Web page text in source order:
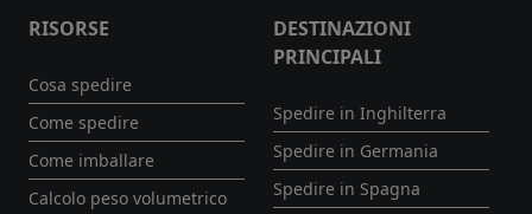
RISORSE
Cosa spedire
Come spedire
Come imballare
Calcolo peso volumetrico
DESTINAZIONI
PRINCIPALI
Spedire in Inghilterra
Spedire in Germania
Spedire in Spagna